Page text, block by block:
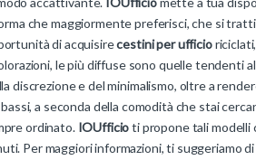
che maggiormente preferisci, che si
di acquisirecestini per ufficio
le più diffuse sono quelle tendenti
discrezione e del minimalismo, oltre a
a seconda della comodità che stai
ordinato. IOUfficioti propone tali modelli
Per maggiori informazioni, ti suggeriamo